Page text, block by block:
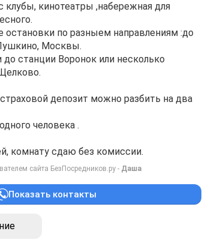
кинотеатры ,набережная для
по разныем направлениям :до
Москвы.
станции Воронок или несколько
депозит можно разбить на два
человека .
комнату сдаю без комиссии.
сайта БезПосредников.ру - Даша
Показать контакты